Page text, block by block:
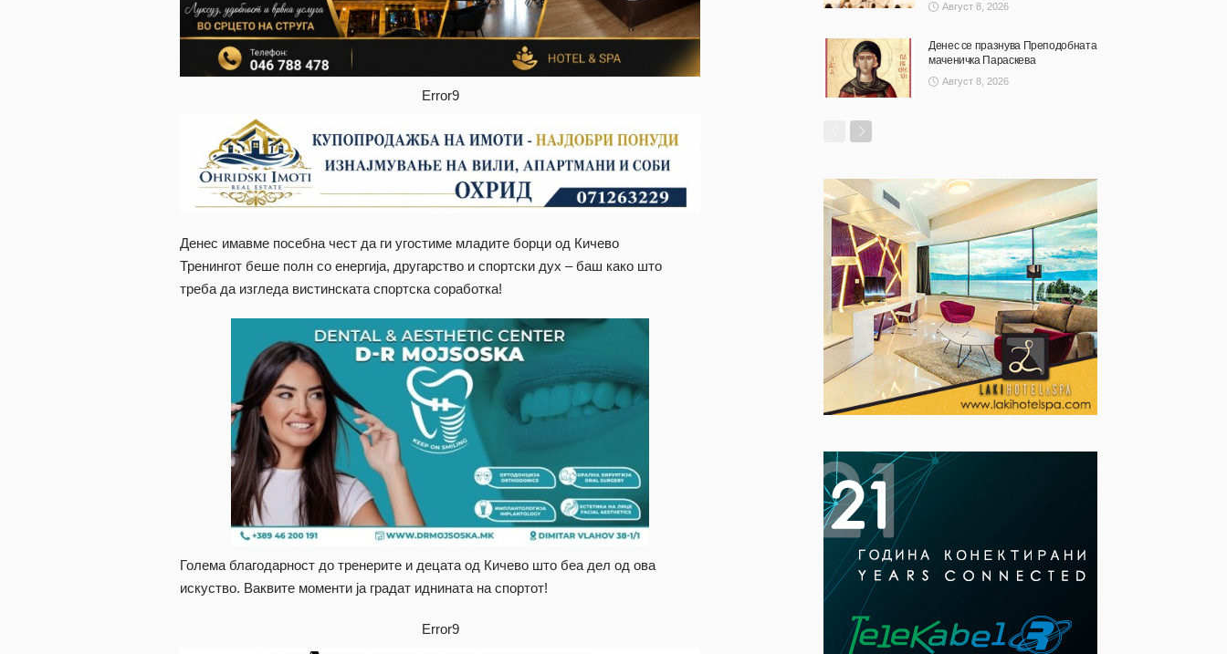
Error9
Денес имавме посебна чест да ги угостиме младите борци од Кичево
Тренингот беше полн со енергија, другарство и спортски дух – баш како што
треба да изгледа вистинската спортска соработка!
Голема благодарност до тренерите и децата од Кичево што беа дел од ова
искуство. Ваквите моменти ја градат иднината на спортот!
Error9
Август 8, 2026
Денес се празнува Преподобната
маченичка Параскева
Август 8, 2026